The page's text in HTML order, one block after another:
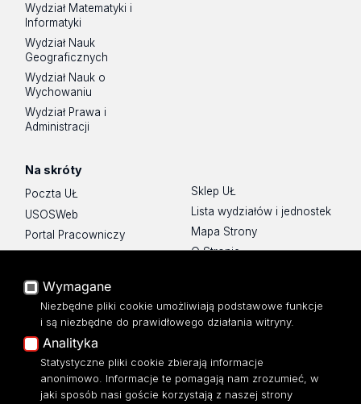
Wydział Matematyki i
Informatyki
Wydział Nauk
Geograficznych
Wydział Nauk o
Wychowaniu
Wydział Prawa i
Administracji
Na skróty
Poczta UŁ
USOSWeb
Portal Pracowniczy
Baza Aktów Własnych
Moodle
Eksperci UŁ
Polityka Prywatności
Dostępność
Sklep UŁ
Lista wydziałów i jednostek
Mapa Strony
O Stronie
Wymagane
Niezbędne pliki cookie umożliwiają podstawowe funkcje
i są niezbędne do prawidłowego działania witryny.
Analityka
Statystyczne pliki cookie zbierają informacje
anonimowo. Informacje te pomagają nam zrozumieć, w
jaki sposób nasi goście korzystają z naszej strony